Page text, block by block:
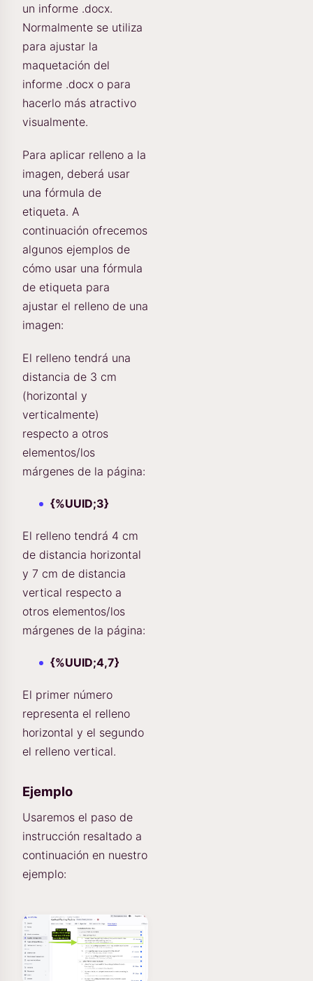
un informe .docx.
Normalmente se utiliza
para ajustar la
maquetación del
informe .docx o para
hacerlo más atractivo
visualmente.
Para aplicar relleno a la
imagen, deberá usar
una fórmula de
etiqueta. A
continuación ofrecemos
algunos ejemplos de
cómo usar una fórmula
de etiqueta para
ajustar el relleno de una
imagen:
El relleno tendrá una
distancia de 3 cm
(horizontal y
verticalmente)
respecto a otros
elementos/los
márgenes de la página:
{%UUID;3}
El relleno tendrá 4 cm
de distancia horizontal
y 7 cm de distancia
vertical respecto a
otros elementos/los
márgenes de la página:
{%UUID;4,7}
El primer número
representa el relleno
horizontal y el segundo
el relleno vertical.
Ejemplo
Usaremos el paso de
instrucción resaltado a
continuación en nuestro
ejemplo: